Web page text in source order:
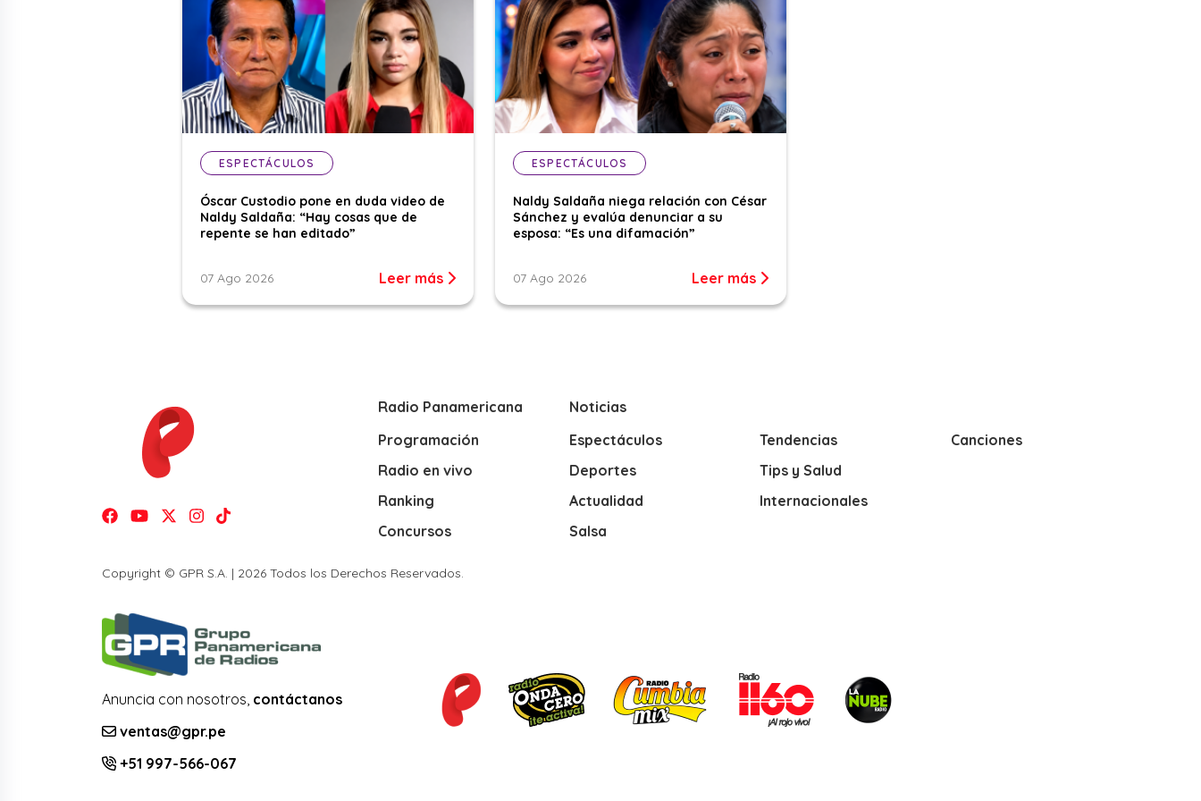
ESPECTÁCULOS
Óscar Custodio pone en duda video de
Naldy Saldaña: “Hay cosas que de
repente se han editado”
07 Ago 2026 Leer más
ESPECTÁCULOS
Naldy Saldaña niega relación con César
Sánchez y evalúa denunciar a su
esposa: “Es una difamación”
07 Ago 2026 Leer más
Radio Panamericana
Programación
Radio en vivo
Ranking
Concursos
Noticias
Espectáculos
Deportes
Actualidad
Salsa
Tendencias
Tips y Salud
Internacionales
Canciones
Copyright © GPR S.A. | 2026 Todos los Derechos Reservados.
Anuncia con nosotros, contáctanos
ventas@gpr.pe
+51 997-566-067